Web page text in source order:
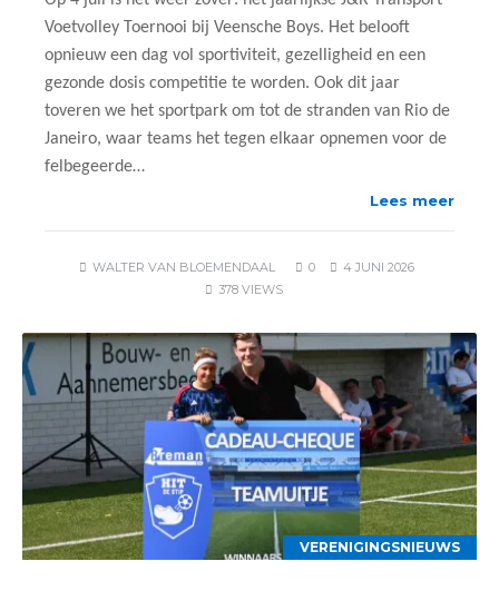
Voetvolley Toernooi bij Veensche Boys. Het belooft
opnieuw een dag vol sportiviteit, gezelligheid en een
gezonde dosis competitie te worden. Ook dit jaar
toveren we het sportpark om tot de stranden van Rio de
Janeiro, waar teams het tegen elkaar opnemen voor de
felbegeerde…
Lees meer
WALTER VAN BLOEMENDAAL 0
4 JUNI 2026
378 VIEWS
VERENIGINGSNIEUWS